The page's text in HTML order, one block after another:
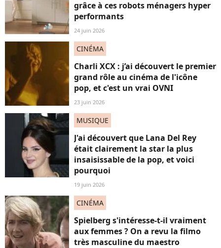
grâce à ces robots ménagers hyper
performants
24 juin 2026
CINÉMA
Charli XCX : j’ai découvert le premier
grand rôle au cinéma de l'icône
pop, et c'est un vrai OVNI
23 juin 2026
MUSIQUE
J'ai découvert que Lana Del Rey
était clairement la star la plus
insaisissable de la pop, et voici
pourquoi
19 juin 2026
CINÉMA
Spielberg s'intéresse-t-il vraiment
aux femmes ? On a revu la filmo
très masculine du maestro